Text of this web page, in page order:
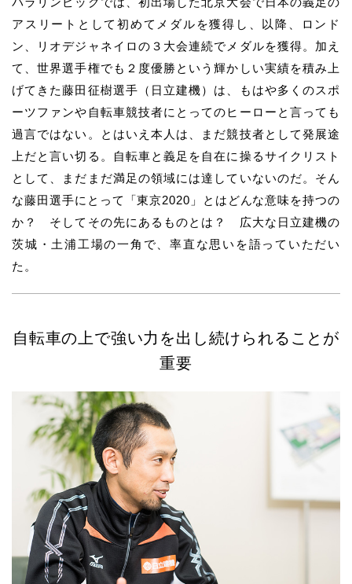
アスリートとして初めてメダルを獲得し、以降、ロンド
ン、リオデジャネイロの３大会連続でメダルを獲得。加え
て、世界選手権でも２度優勝という輝かしい実績を積み上
げてきた藤田征樹選手（日立建機）は、もはや多くのスポ
ーツファンや自転車競技者にとってのヒーローと言っても
過言ではない。とはいえ本人は、まだ競技者として発展途
上だと言い切る。自転車と義足を自在に操るサイクリスト
として、まだまだ満足の領域には達していないのだ。そん
な藤田選手にとって「東京2020」とはどんな意味を持つの
か？ そしてその先にあるものとは？ 広大な日立建機の
茨城・土浦工場の一角で、率直な思いを語っていただい
た。
自転車の上で強い力を出し続けられることが
重要